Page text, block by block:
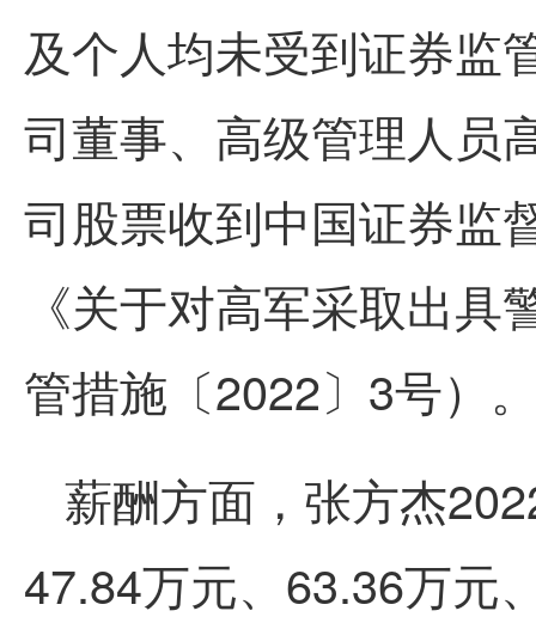
及个人均未受到证券监
司董事、高级管理人员
司股票收到中国证券监
《关于对高军采取出
管措施〔2022〕3号）
薪酬方面，张方杰
47.84万元、63.36万元